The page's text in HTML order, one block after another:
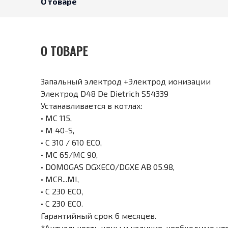
О ТОВАРЕ
Запальный электрод +Электрод ионизации
Электрод D48 De Dietrich S54339
Устанавливается в котлах:
• MC 115,
• M 40-S,
• C 310 / 610 ECO,
• MC 65/МС 90,
• DOMOGAS DGXECO/DGXE AB 05.98,
• MCR...MI,
• C 230 ECO,
• C 230 ECO.
Гарантийный срок 6 месяцев.